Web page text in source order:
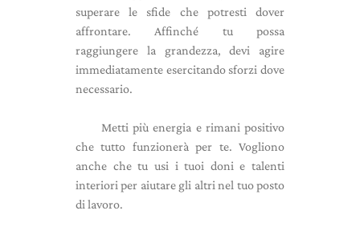
superare le sfide che potresti dover
affrontare. Affinché tu possa
raggiungere la grandezza, devi agire
immediatamente esercitando sforzi dove
necessario.
Metti più energia e rimani positivo
che tutto funzionerà per te. Vogliono
anche che tu usi i tuoi doni e talenti
interiori per aiutare gli altri nel tuo posto
di lavoro.